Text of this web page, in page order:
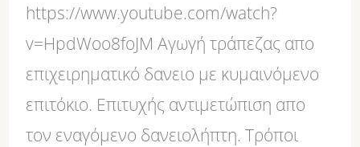
https://www.youtube.com/watch?
v=HpdWoo8foJM Αγωγή τράπεζας απο
επιχειρηματικό δανειο με κυμαινόμενο
επιτόκιο. Επιτυχής αντιμετώπιση απο
τον εναγόμενο δανειολήπτη. Τρόποι